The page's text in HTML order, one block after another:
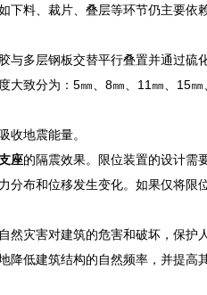
料、裁片、叠层等环节仍主要依
多层钢板交替平行叠置并通过硫
致分为：5㎜、8㎜、11㎜、15
收地震能量。
座的隔震效果。限位装置的设计需
布和位移发生变化。如果仅将限
然灾害对建筑的危害和破坏，保护
低建筑结构的自然频率，并提高